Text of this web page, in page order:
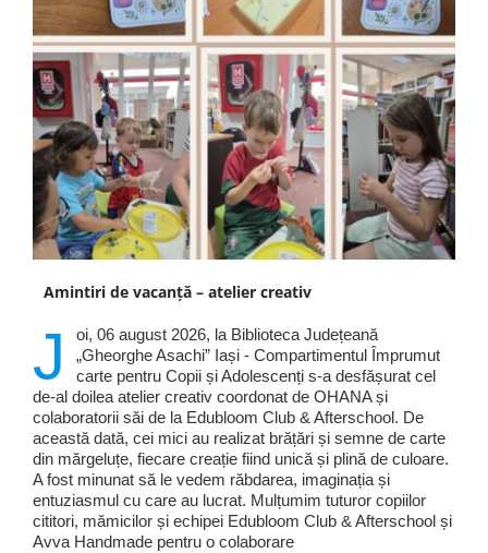
Amintiri de vacanță – atelier creativ
J
oi, 06 august 2026, la Biblioteca Județeană
„Gheorghe Asachi” Iași - Compartimentul Împrumut
carte pentru Copii și Adolescenți s-a desfășurat cel
de-al doilea atelier creativ coordonat de OHANA și
colaboratorii săi de la Edubloom Club & Afterschool. De
această dată, cei mici au realizat brățări și semne de carte
din mărgeluțe, fiecare creație fiind unică și plină de culoare.
A fost minunat să le vedem răbdarea, imaginația și
entuziasmul cu care au lucrat. Mulțumim tuturor copiilor
cititori, mămicilor și echipei Edubloom Club & Afterschool și
Avva Handmade pentru o colaborare